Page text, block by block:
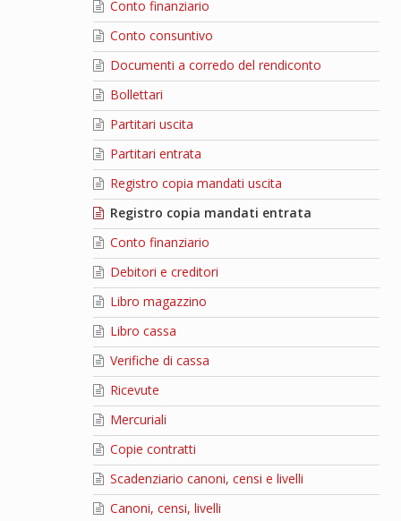
Conto finanziario
Conto consuntivo
Documenti a corredo del rendiconto
Bollettari
Partitari uscita
Partitari entrata
Registro copia mandati uscita
Registro copia mandati entrata
Conto finanziario
Debitori e creditori
Libro magazzino
Libro cassa
Verifiche di cassa
Ricevute
Mercuriali
Copie contratti
Scadenziario canoni, censi e livelli
Canoni, censi, livelli